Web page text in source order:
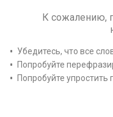
К сожалению,
Убедитесь, что все
Попробуйте
Попробуйте упростить